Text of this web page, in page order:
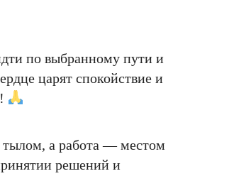
по выбранному пути и
царят спокойствие и
а работа — местом
решений и